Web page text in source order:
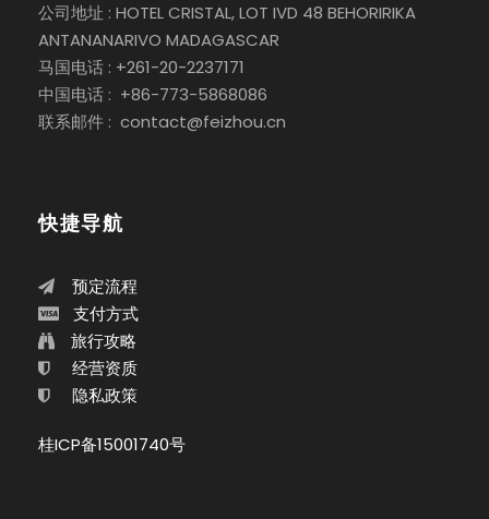
公司地址 : HOTEL CRISTAL, LOT IVD 48 BEHORIRIKA
ANTANANARIVO MADAGASCAR
马国电话 : +261-20-2237171
中国电话 : +86-773-5868086
联系邮件 : contact@feizhou.cn
快捷导航
预定流程
支付方式
旅行攻略
经营资质
隐私政策
桂ICP备15001740号